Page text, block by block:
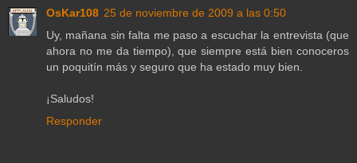
OsKar108 25 de noviembre de 2009 a las 0:50
Uy, mañana sin falta me paso a escuchar la entrevista (que
ahora no me da tiempo), que siempre está bien conoceros
un poquitín más y seguro que ha estado muy bien.
¡Saludos!
Responder